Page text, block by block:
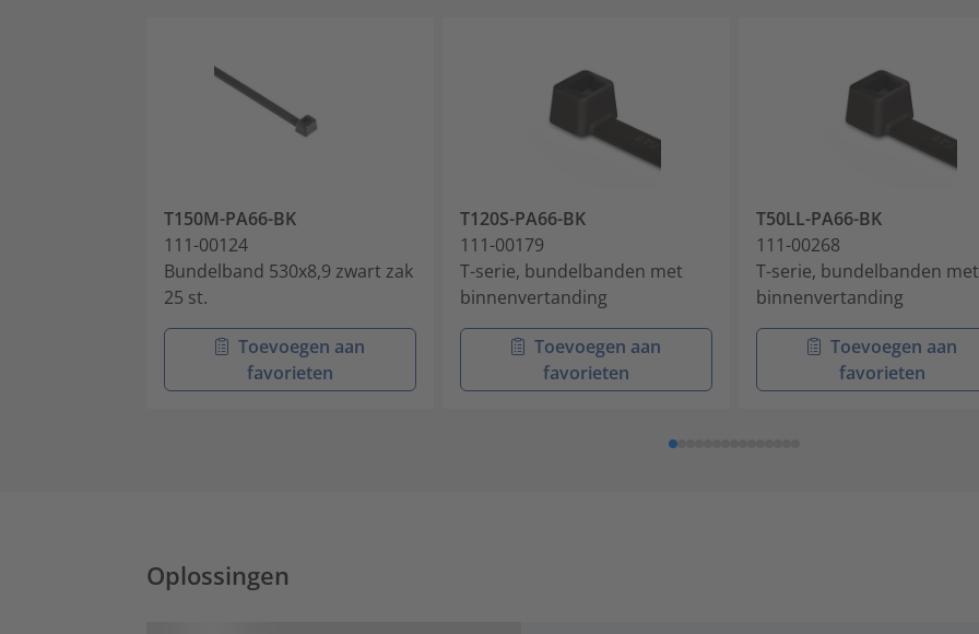
T150M-PA66-BK
111-00124
Bundelband 530x8,9 zwart zak
25 st.
Toevoegen aan
favorieten
T120S-PA66-BK
111-00179
T-serie, bundelbanden met
binnenvertanding
Toevoegen aan
favorieten
T50LL-PA66-BK
111-00268
T-serie, bundelbanden met
binnenvertanding
Toevoegen aan
favorieten
Oplossingen